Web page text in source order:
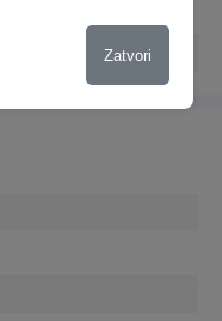
Zatvori